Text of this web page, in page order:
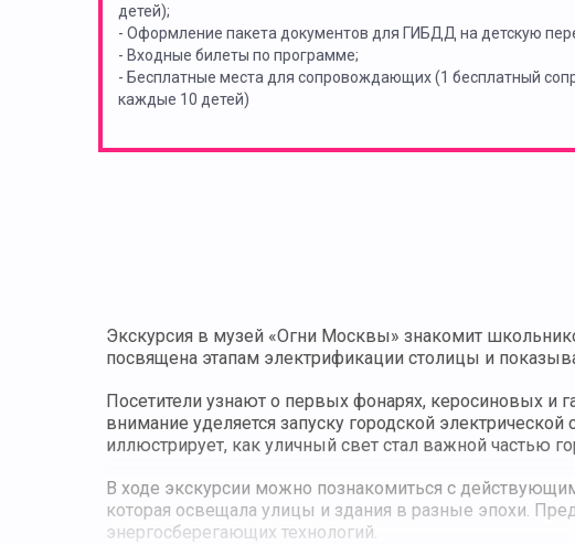
детей);
- Оформление пакета документов для ГИБДД на детскую
- Входные билеты по программе;
- Бесплатные места для сопровождающих (1 бесплатный
каждые 10 детей)
Экскурсия в музей «Огни Москвы» знакомит
посвящена этапам электрификации столицы и
Посетители узнают о первых фонарях, керосиновых
внимание уделяется запуску городской
иллюстрирует, как уличный свет стал важной частью
В ходе экскурсии можно познакомиться с
которая освещала улицы и здания в разные эпохи.
энергосберегающих технологий.